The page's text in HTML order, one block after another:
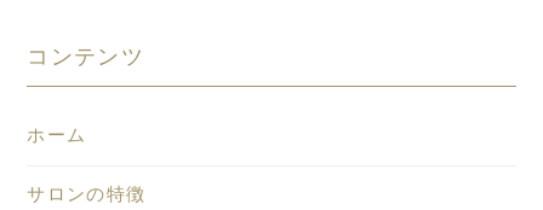
コンテンツ
ホーム
サロンの特徴